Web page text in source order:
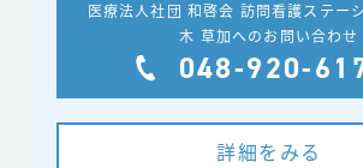
医療法人社団 和啓会 訪問看護ステー
木 草加へのお問い合わせ
048-920-
詳細をみる